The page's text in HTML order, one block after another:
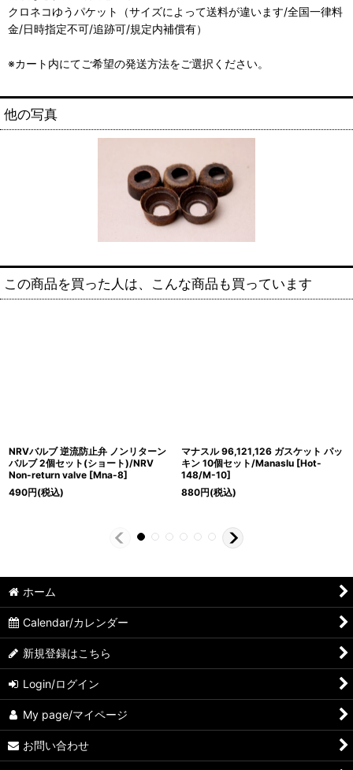
クロネコゆうパケット（サイズによって送料が違います/全国一律料
金/日時指定不可/追跡可/規定内補償有）
※カート内にてご希望の発送方法をご選択ください。
他の写真
この商品を買った人は、こんな商品も買っています
NRVバルブ 逆流防止弁 ノンリターン
バルブ 2個セット(ショート)/NRV
Non-return valve [Mna-8]
490円(税込)
マナスル 96,121,126 ガスケット パッ
キン 10個セット/Manaslu [Hot-
148/M-10]
880円(税込)
ホーム
Calendar/カレンダー
新規登録はこちら
Login/ログイン
My page/マイページ
お問い合わせ